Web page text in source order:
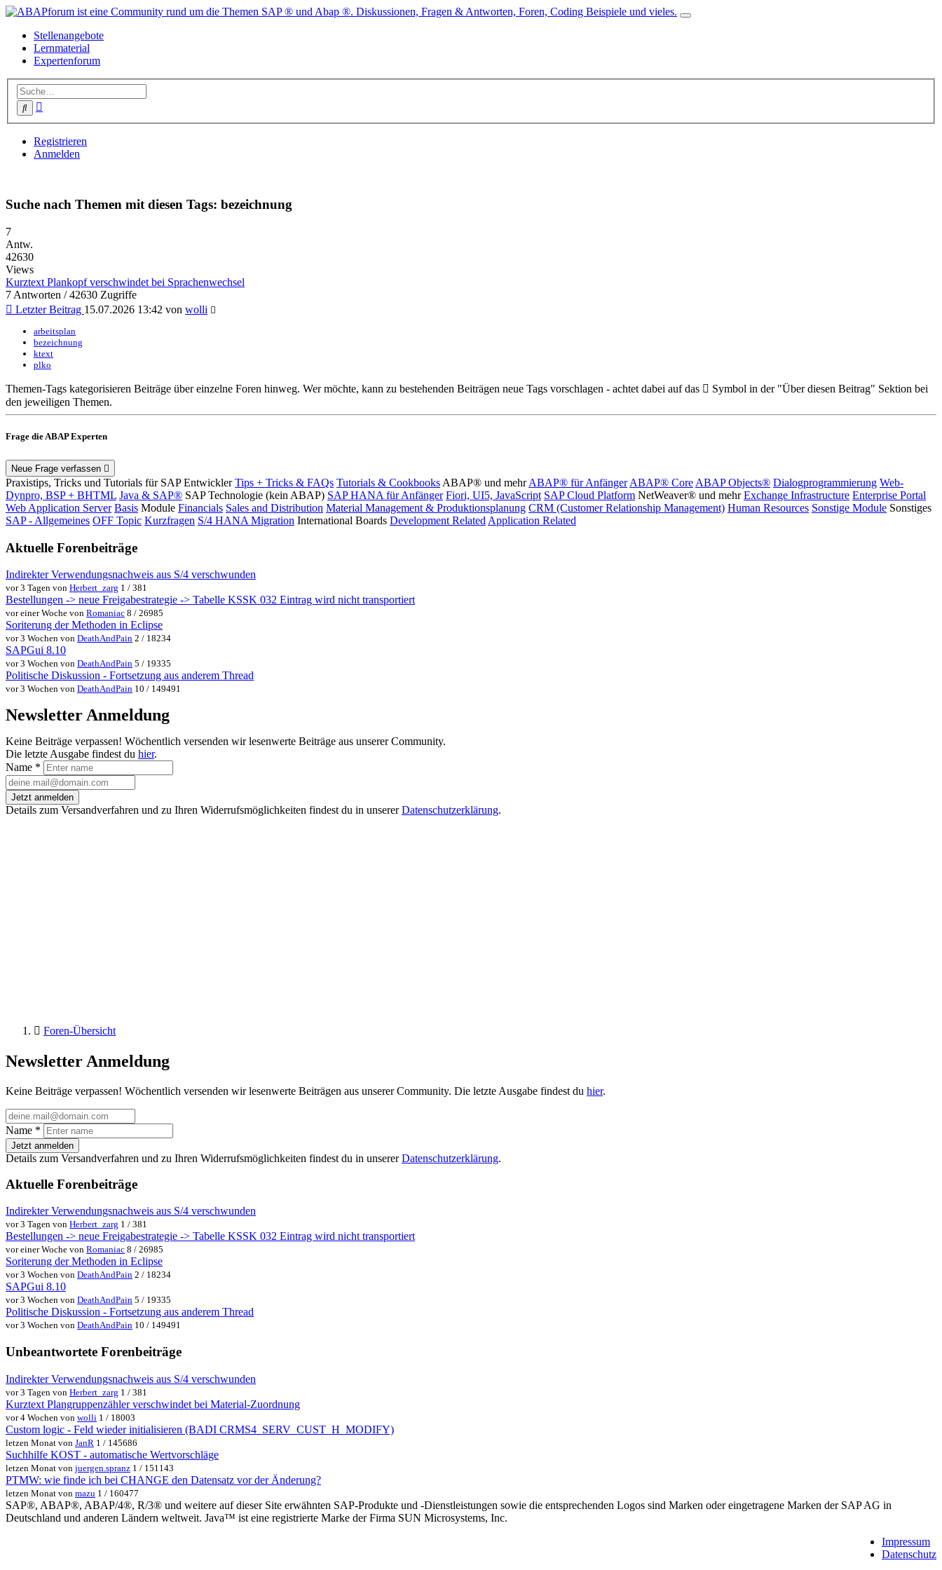
Stellenangebote
Lernmaterial
Expertenforum
Suche
Registrieren
Anmelden
Suche nach Themen mit diesen Tags: bezeichnung
7
Antw.
42630
Views
Kurztext Plankopf verschwindet bei Sprachenwechsel
7 Antworten / 42630 Zugriffe
Letzter Beitrag 15.07.2026 13:42 von wolli
arbeitsplan
bezeichnung
ktext
plko
Themen-Tags kategorisieren Beiträge über einzelne Foren hinweg. Wer möchte, kann zu bestehenden Beiträgen neue Tags vorschlagen - achtet dabei auf das
Symbol in der "Über diesen Beitrag" Sektion bei
den jeweiligen Themen.
Frage die ABAP Experten
Neue Frage verfassen
Praxistips, Tricks und Tutorials für SAP Entwickler Tips + Tricks & FAQs Tutorials & Cookbooks ABAP® und mehr ABAP® für Anfänger ABAP® Core ABAP Objects® Dialogprogrammierung Web-
Dynpro, BSP + BHTML Java & SAP® SAP Technologie (kein ABAP) SAP HANA für Anfänger Fiori, UI5, JavaScript SAP Cloud Platform NetWeaver® und mehr Exchange Infrastructure Enterprise Portal
Web Application Server Basis Module Financials Sales and Distribution Material Management & Produktionsplanung CRM (Customer Relationship Management) Human Resources Sonstige Module Sonstiges
SAP - Allgemeines OFF Topic Kurzfragen S/4 HANA Migration International Boards Development Related Application Related
Aktuelle Forenbeiträge
Indirekter Verwendungsnachweis aus S/4 verschwunden
vor 3 Tagen von Herbert_zarg 1 / 381
Bestellungen -> neue Freigabestrategie -> Tabelle KSSK 032 Eintrag wird nicht transportiert
vor einer Woche von Romaniac 8 / 26985
Soriterung der Methoden in Eclipse
vor 3 Wochen von DeathAndPain 2 / 18234
SAPGui 8.10
vor 3 Wochen von DeathAndPain 5 / 19335
Politische Diskussion - Fortsetzung aus anderem Thread
vor 3 Wochen von DeathAndPain 10 / 149491
Newsletter Anmeldung
Keine Beiträge verpassen! Wöchentlich versenden wir lesenwerte Beiträge aus unserer Community.
Die letzte Ausgabe findest du hier.
Name *
Jetzt anmelden
Details zum Versandverfahren und zu Ihren Widerrufsmöglichkeiten findest du in unsererDatenschutzerklärung.
Foren-Übersicht
Newsletter Anmeldung
Keine Beiträge verpassen! Wöchentlich versenden wir lesenwerte Beiträgen aus unserer Community. Die letzte Ausgabe findest du hier.
Name *
Jetzt anmelden
Details zum Versandverfahren und zu Ihren Widerrufsmöglichkeiten findest du in unsererDatenschutzerklärung.
Aktuelle Forenbeiträge
Indirekter Verwendungsnachweis aus S/4 verschwunden
vor 3 Tagen von Herbert_zarg 1 / 381
Bestellungen -> neue Freigabestrategie -> Tabelle KSSK 032 Eintrag wird nicht transportiert
vor einer Woche von Romaniac 8 / 26985
Soriterung der Methoden in Eclipse
vor 3 Wochen von DeathAndPain 2 / 18234
SAPGui 8.10
vor 3 Wochen von DeathAndPain 5 / 19335
Politische Diskussion - Fortsetzung aus anderem Thread
vor 3 Wochen von DeathAndPain 10 / 149491
Unbeantwortete Forenbeiträge
Indirekter Verwendungsnachweis aus S/4 verschwunden
vor 3 Tagen von Herbert_zarg 1 / 381
Kurztext Plangruppenzähler verschwindet bei Material-Zuordnung
vor 4 Wochen von wolli 1 / 18003
Custom logic - Feld wieder initialisieren (BADI CRMS4_SERV_CUST_H_MODIFY)
letzen Monat von JanR 1 / 145686
Suchhilfe KOST - automatische Wertvorschläge
letzen Monat von juergen.spranz 1 / 151143
PTMW: wie finde ich bei CHANGE den Datensatz vor der Änderung?
letzen Monat von mazu 1 / 160477
SAP®, ABAP®, ABAP/4®, R/3® und weitere auf dieser Site erwähnten SAP-Produkte und -Dienstleistungen sowie die entsprechenden Logos sind Marken oder eingetragene Marken der SAP AG in
Deutschland und anderen Ländern weltweit. Java™ ist eine registrierte Marke der Firma SUN Microsystems, Inc.
Impressum
Datenschutz